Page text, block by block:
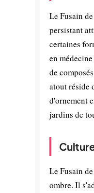
Le Fusain
persistant
certaines
en
de
atout réside
d'ornement
jardins de
Le Fusain
ombre. Il